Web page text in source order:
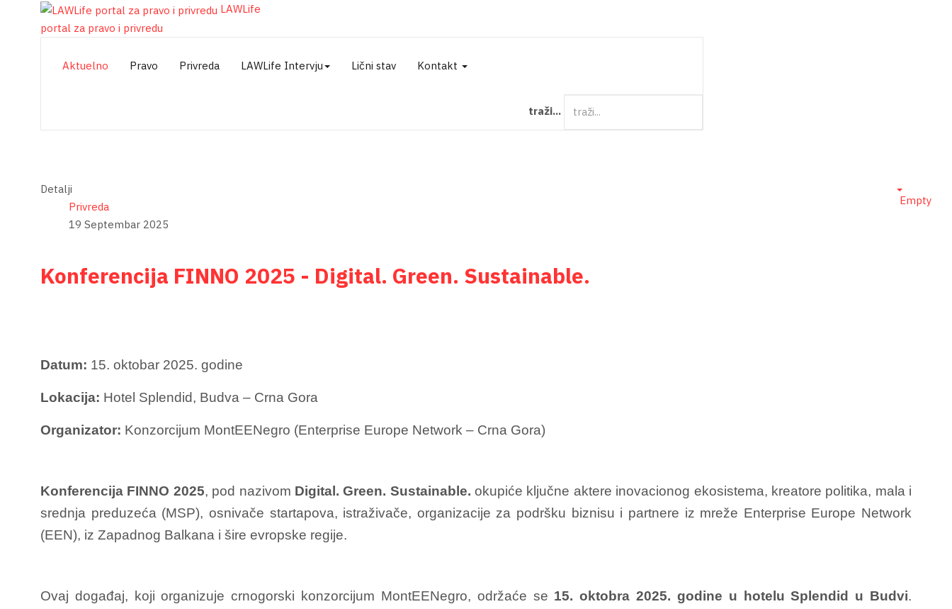
LAWLife
portal za pravo i privredu
Aktuelno Pravo Privreda LAWLife Intervju Lični stav Kontakt
traži...
Empty
Detalji
Privreda
19 Septembar 2025
Konferencija FINNO 2025 - Digital. Green. Sustainable.
Datum: 15. oktobar 2025. godine
Lokacija: Hotel Splendid, Budva – Crna Gora
Organizator: Konzorcijum MontEENegro (Enterprise Europe Network – Crna Gora)
Konferencija FINNO 2025, pod nazivom Digital. Green. Sustainable. okupiće ključne aktere inovacionog ekosistema, kreatore politika, mala i
srednja preduzeća (MSP), osnivače startapova, istraživače, organizacije za podršku biznisu i partnere iz mreže Enterprise Europe Network
(EEN), iz Zapadnog Balkana i šire evropske regije.
Ovaj događaj, koji organizuje crnogorski konzorcijum MontEENegro, održaće se 15. oktobra 2025. godine u hotelu Splendid u Budvi.